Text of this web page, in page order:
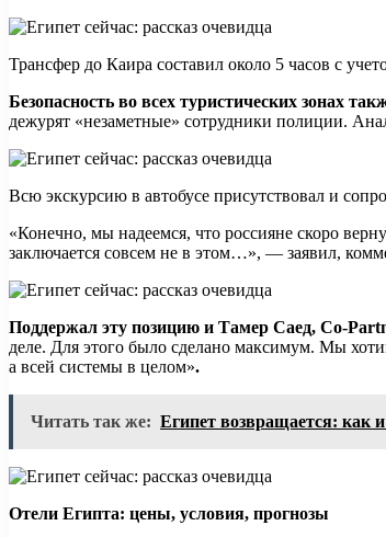
Трансфер до Каира составил около 5 часов с
Безопасность во всех туристических зонах
дежурят «незаметные» сотрудники полиции.
Всю экскурсию в автобусе присутствовал и
«Конечно, мы надеемся, что россияне скоро
заключается совсем не в этом…», — заявил,
Поддержал эту позицию и Тамер Саед, Co-
деле. Для этого было сделано максимум. Мы
а всей системы в целом».
Читать так же: Египет возвращается: как
Отели Египта: цены, условия, прогнозы